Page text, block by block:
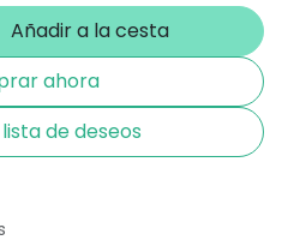
Añadir a la cesta
ahora
de deseos